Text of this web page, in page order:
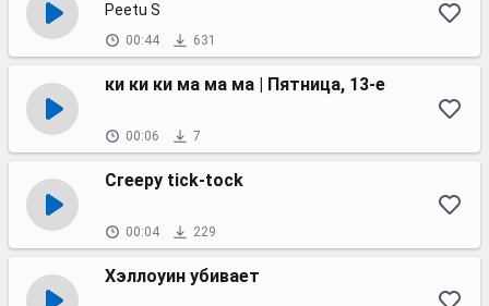
Peetu S
00:44 631
ки ки ки ма ма ма | Пятница, 13-е
00:06 7
Creepy tick-tock
00:04 229
Хэллоуин убивает